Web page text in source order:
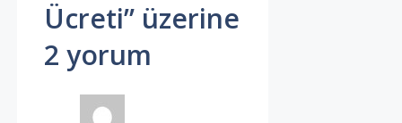
Ücreti” üzerine
2 yorum